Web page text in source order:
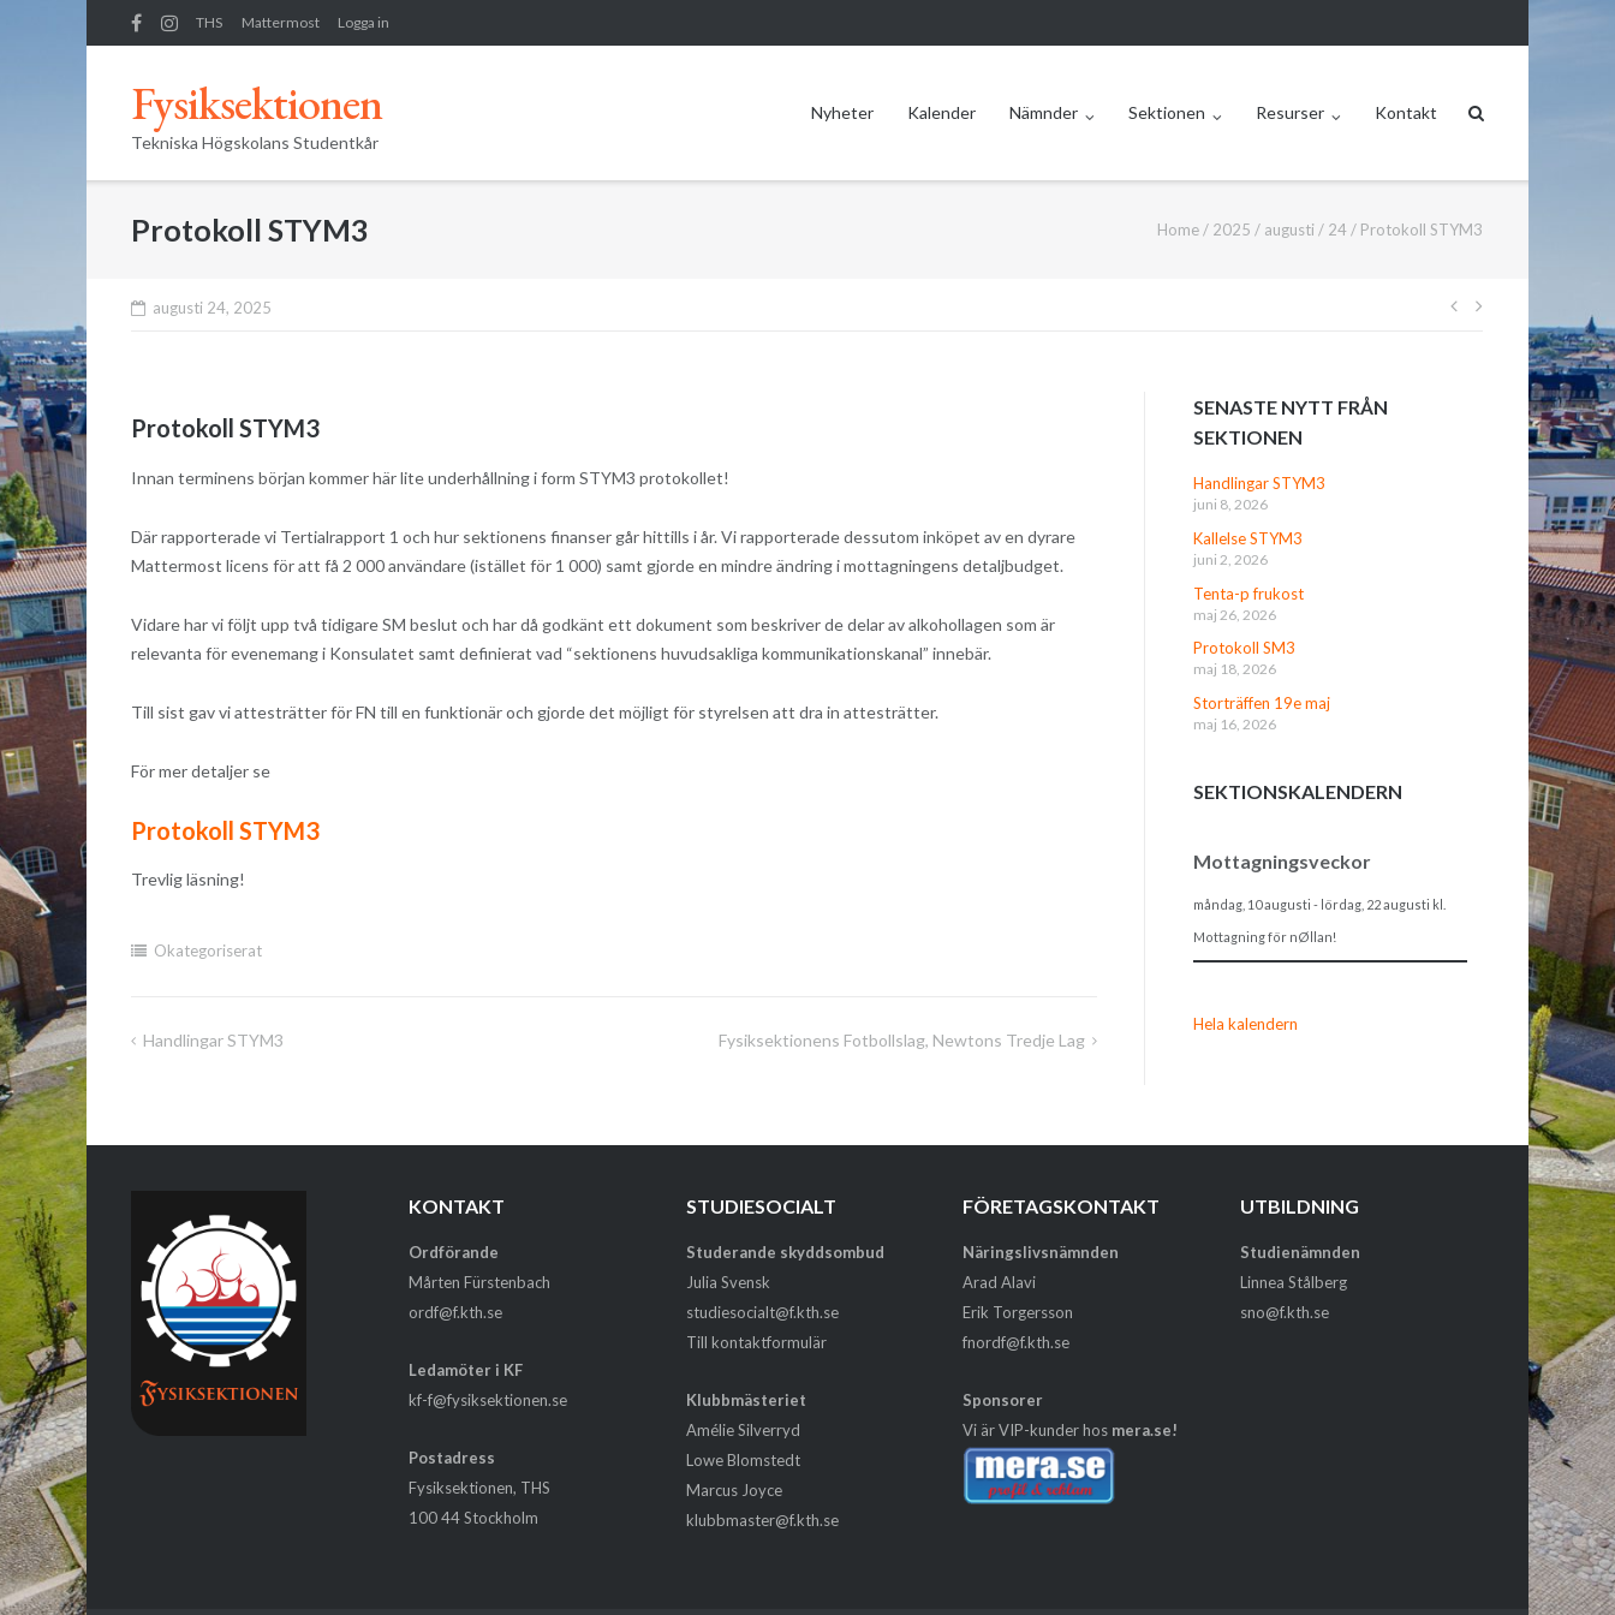
to
THS Mattermost Logga in
Fysiksektionen
Tekniska Högskolans Studentkår
Nyheter Kalender Nämnder Sektionen Resurser Kontakt
Protokoll STYM3 Home / 2025 / augusti / 24 / Protokoll STYM3
augusti 24, 2025
Protokoll STYM3
Innan terminens början kommer här lite underhållning i form STYM3 protokollet!
Där rapporterade vi Tertialrapport 1 och hur sektionens finanser går hittills i år. Vi rapporterade dessutom inköpet av en dyrare
Mattermost licens för att få 2 000 användare (istället för 1 000) samt gjorde en mindre ändring i mottagningens detaljbudget.
Vidare har vi följt upp två tidigare SM beslut och har då godkänt ett dokument som beskriver de delar av alkohollagen som är
relevanta för evenemang i Konsulatet samt definierat vad “sektionens huvudsakliga kommunikationskanal” innebär.
Till sist gav vi attesträtter för FN till en funktionär och gjorde det möjligt för styrelsen att dra in attesträtter.
För mer detaljer se
Protokoll STYM3
Trevlig läsning!
Okategoriserat
Inläggsnavigering
Handlingar STYM3 Fysiksektionens Fotbollslag, Newtons Tredje Lag
SENASTE NYTT FRÅN
SEKTIONEN
Handlingar STYM3
juni 8, 2026
Kallelse STYM3
juni 2, 2026
Tenta-p frukost
maj 26, 2026
Protokoll SM3
maj 18, 2026
Storträffen 19e maj
maj 16, 2026
SEKTIONSKALENDERN
Mottagningsveckor
måndag, 10 augusti - lördag, 22 augusti kl.
Mottagning för nØllan!
Hela kalendern
KONTAKT
Ordförande
Mårten Fürstenbach
ordf@f.kth.se
Ledamöter i KF
kf-f@fysiksektionen.se
Postadress
Fysiksektionen, THS
100 44 Stockholm
STUDIESOCIALT
Studerande skyddsombud
Julia Svensk
studiesocialt@f.kth.se
Till kontaktformulär
Klubbmästeriet
Amélie Silverryd
Lowe Blomstedt
Marcus Joyce
klubbmaster@f.kth.se
FÖRETAGSKONTAKT
Näringslivsnämnden
Arad Alavi
Erik Torgersson
fnordf@f.kth.se
Sponsorer
Vi är VIP-kunder hos mera.se!
UTBILDNING
Studienämnden
Linnea Stålberg
sno@f.kth.se